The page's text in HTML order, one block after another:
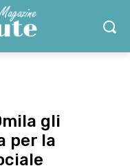
gli
per la